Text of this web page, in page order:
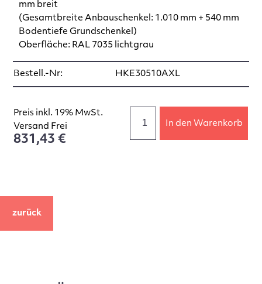
mm breit
(Gesamtbreite Anbauschenkel: 1.010 mm + 540 mm
Bodentiefe Grundschenkel)
Oberfläche: RAL 7035 lichtgrau
Bestell.-Nr: HKE30510AXL
Preis inkl. 19% MwSt.
Versand Frei
831,43 €
In den Warenkorb
zurück